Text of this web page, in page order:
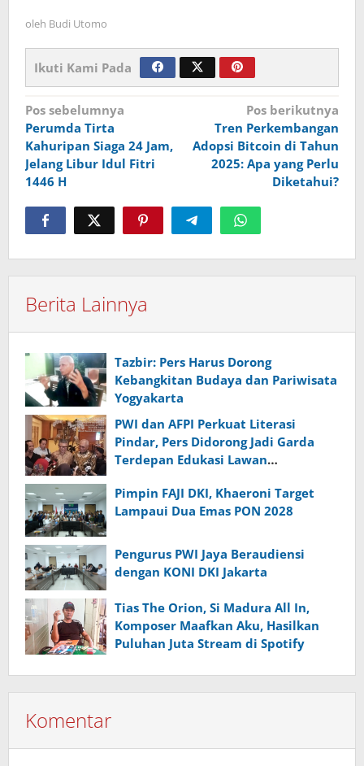
oleh Budi Utomo
Ikuti Kami Pada
Navigasi
pos
Pos sebelumnya
Perumda Tirta
Kahuripan Siaga 24 Jam,
Jelang Libur Idul Fitri
1446 H
Pos berikutnya
Tren Perkembangan
Adopsi Bitcoin di Tahun
2025: Apa yang Perlu
Diketahui?
Berita Lainnya
Tazbir: Pers Harus Dorong
Kebangkitan Budaya dan Pariwisata
Yogyakarta
PWI dan AFPI Perkuat Literasi
Pindar, Pers Didorong Jadi Garda
Terdepan Edukasi Lawan
Pimpin FAJI DKI, Khaeroni Target
Lampaui Dua Emas PON 2028
Pengurus PWI Jaya Beraudiensi
dengan KONI DKI Jakarta
Tias The Orion, Si Madura All In,
Komposer Maafkan Aku, Hasilkan
Puluhan Juta Stream di Spotify
Komentar